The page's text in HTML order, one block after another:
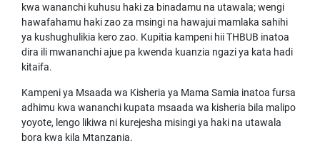
kwa wananchi kuhusu haki za binadamu na utawala; wengi
hawafahamu haki zao za msingi na hawajui mamlaka sahihi
ya kushughulikia kero zao. Kupitia kampeni hii THBUB inatoa
dira ili mwananchi ajue pa kwenda kuanzia ngazi ya kata hadi
kitaifa.
Kampeni ya Msaada wa Kisheria ya Mama Samia inatoa fursa
adhimu kwa wananchi kupata msaada wa kisheria bila malipo
yoyote, lengo likiwa ni kurejesha misingi ya haki na utawala
bora kwa kila Mtanzania.